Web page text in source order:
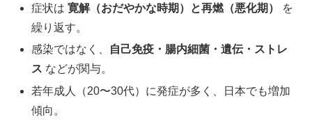
症状は寛解（おだやかな時期）と再燃（悪化期）
を
繰り返す。
感染ではなく、
自己免疫・腸内細菌・遺伝・ストレ
ス などが関与。
若年成人（20〜30代）に発症が多く、日本でも増加
傾向。